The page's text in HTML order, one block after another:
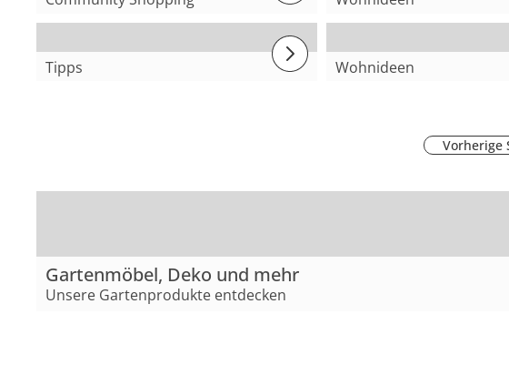
@Sophie Moderner
Tipps Wohnideen
Vorherige
Gartenmöbel, Deko und mehr
Unsere Gartenprodukte entdecken